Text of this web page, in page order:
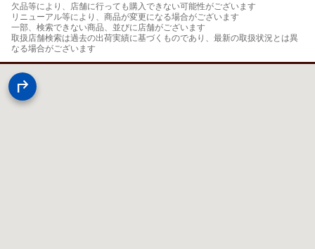
欠品等により、店舗に行っても購入できない可能性がございます
リニューアル等により、商品が変更になる場合がございます
一部、検索できない商品、並びに店舗がございます
取扱店舗検索は過去の出荷実績に基づくものであり、最新の取扱状況とは異
なる場合がございます